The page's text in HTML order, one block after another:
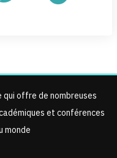
offre de nombreuses
et conférences
monde